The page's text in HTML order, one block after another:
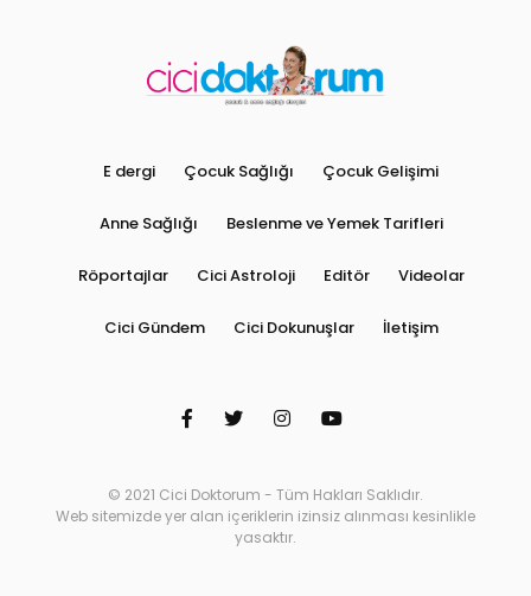
E dergi Çocuk Sağlığı Çocuk Gelişimi
Anne Sağlığı Beslenme ve Yemek Tarifleri
Röportajlar Cici Astroloji Editör Videolar
Cici Gündem Cici Dokunuşlar İletişim
© 2021 Cici Doktorum - Tüm Hakları Saklıdır.
Web sitemizde yer alan içeriklerin izinsiz alınması kesinlikle
yasaktır.